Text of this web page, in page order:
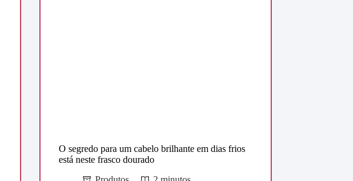
O segredo para um cabelo brilhante em dias frios
está neste frasco dourado